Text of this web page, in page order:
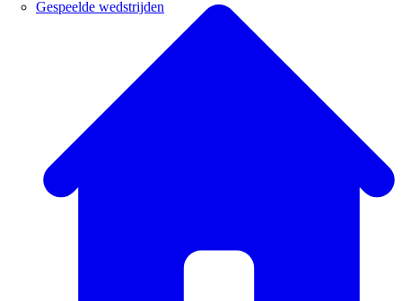
Gespeelde wedstrijden